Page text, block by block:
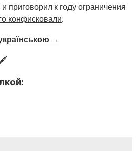
приговорил к году ограничения
конфисковали.
→
🖋️